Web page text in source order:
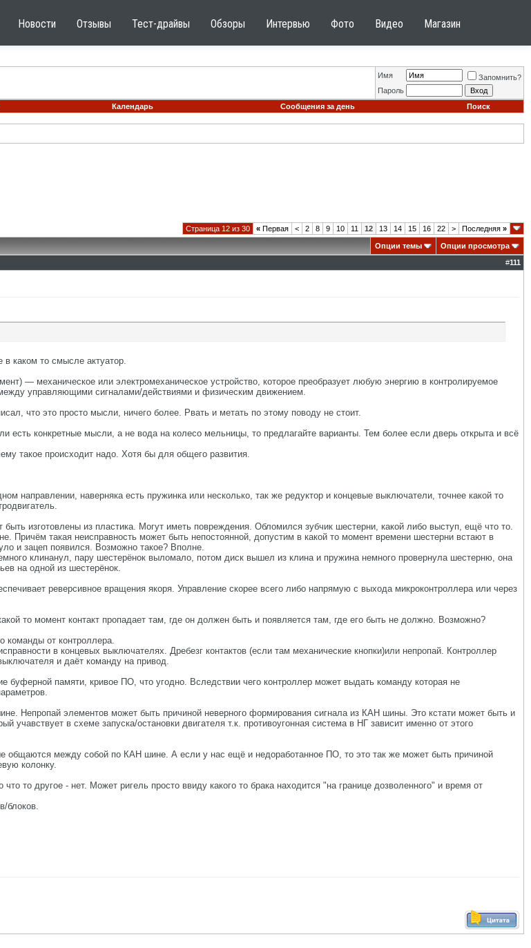
Новости Отзывы Тест-драйвы Обзоры Интервью Фото Видео Магазин
Имя
Запомнить?
Пароль
Календарь Сообщения за день Поиск
Страница 12 из 30 « Первая < 2 8 9 10 11 12 13 14 15 16 22 > Последняя »
Опции темы
Опции просмотра
#111
каком то смысле актуатор.
— механическое или электромеханическое устройство, которое преобразует любую энергию в контролируемое
управляющими сигналами/действиями и физическим движением.
что это просто мысли, ничего более. Рвать и метать по этому поводу не стоит.
есть конкретные мысли, а не вода на колесо мельницы, то предлагайте варианты. Тем более если дверь открыта и всё
такое происходит надо. Хотя бы для общего развития.
направлении, наверняка есть пружинка или несколько, так же редуктор и концевые выключатели, точнее какой то
быть изготовлены из пластика. Могут иметь повреждения. Обломился зубчик шестерни, какой либо выступ, ещё что то.
Причём такая неисправность может быть непостоянной, допустим в какой то момент времени шестерни встают в
и зацеп появился. Возможно такое? Вполне.
клинанул, пару шестерёнок выломало, потом диск вышел из клина и пружина немного провернула шестерню, она
на одной из шестерёнок.
реверсивное вращения якоря. Управление скорее всего либо напрямую с выхода микроконтроллера или через
то момент контакт пропадает там, где он должен быть и появляется там, где его быть не должно. Возможно?
команды от контроллера.
в концевых выключателях. Дребезг контактов (если там механические кнопки)или непропай. Контроллер
и даёт команду на привод.
буферной памяти, кривое ПО, что угодно. Вследствии чего контроллер может выдать команду которая не
Непропай элементов может быть причиной неверного формирования сигнала из КАН шины. Это кстати может быть и
учавствует в схеме запуска/остановки двигателя т.к. противоугонная система в НГ зависит именно от этого
общаются между собой по КАН шине. А если у нас ещё и недоработанное ПО, то это так же может быть причиной
колонку.
то другое - нет. Может ригель просто ввиду какого то брака находится "на границе дозволенного" и время от
блоков.